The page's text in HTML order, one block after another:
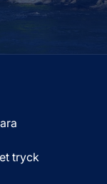
tryck